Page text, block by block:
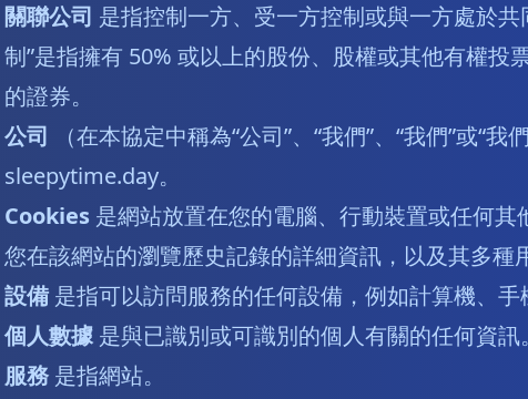
關聯公司 是指控制一方、受一方控制或與一方處於
制”是指擁有 50% 或以上的股份、股權或其他有權投
的證券。
公司 （在本協定中稱為“公司”、“我們”、“我們”或“我
sleepytime.day。
Cookies 是網站放置在您的電腦、行動裝置或任何
您在該網站的瀏覽歷史記錄的詳細資訊，以及其多種
設備是指可以訪問服務的任何設備，例如計算機、手
個人數據是與已識別或可識別的個人有關的任何資訊。
服務是指網站。